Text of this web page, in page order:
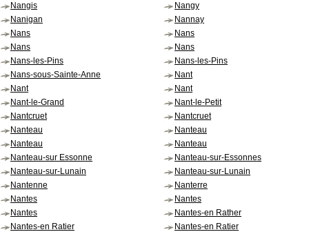
Nangis
Nangy
Nanigan
Nannay
Nans
Nans
Nans
Nans
Nans-les-Pins
Nans-les-Pins
Nans-sous-Sainte-Anne
Nant
Nant
Nant
Nant-le-Grand
Nant-le-Petit
Nantcruet
Nantcruet
Nanteau
Nanteau
Nanteau
Nanteau
Nanteau-sur Essonne
Nanteau-sur-Essonnes
Nanteau-sur-Lunain
Nanteau-sur-Lunain
Nantenne
Nanterre
Nantes
Nantes
Nantes
Nantes-en Rather
Nantes-en Ratier
Nantes-en Ratier